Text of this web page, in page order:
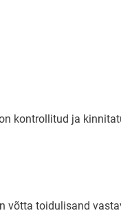
kontrollitud ja
toidulisand